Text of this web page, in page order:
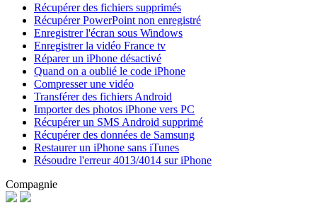
Récupérer des fichiers supprimés
Récupérer PowerPoint non enregistré
Enregistrer l'écran sous Windows
Enregistrer la vidéo France tv
Réparer un iPhone désactivé
Quand on a oublié le code iPhone
Compresser une vidéo
Transférer des fichiers Android
Importer des photos iPhone vers PC
Récupérer un SMS Android supprimé
Récupérer des données de Samsung
Restaurer un iPhone sans iTunes
Résoudre l'erreur 4013/4014 sur iPhone
Compagnie